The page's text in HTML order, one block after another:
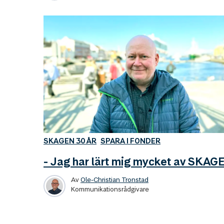
SKAGEN 30 ÅR SPARA I FONDER
- Jag har lärt mig mycket av
AvOle-Christian Tronstad
Kommunikationsrådgivare